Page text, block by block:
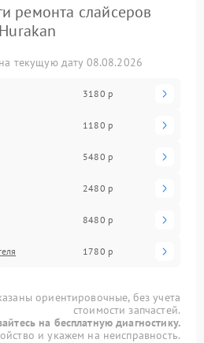
ремонта слайсеров
Hurakan
текущую дату 08.08.2026
3180 р
1180 р
5480 р
2480 р
8480 р
1780 р
ориентировочные, без учета
стоимости запчастей.
на бесплатную диагностику.
и укажем на неисправность.